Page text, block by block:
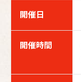
開催日
開催時間